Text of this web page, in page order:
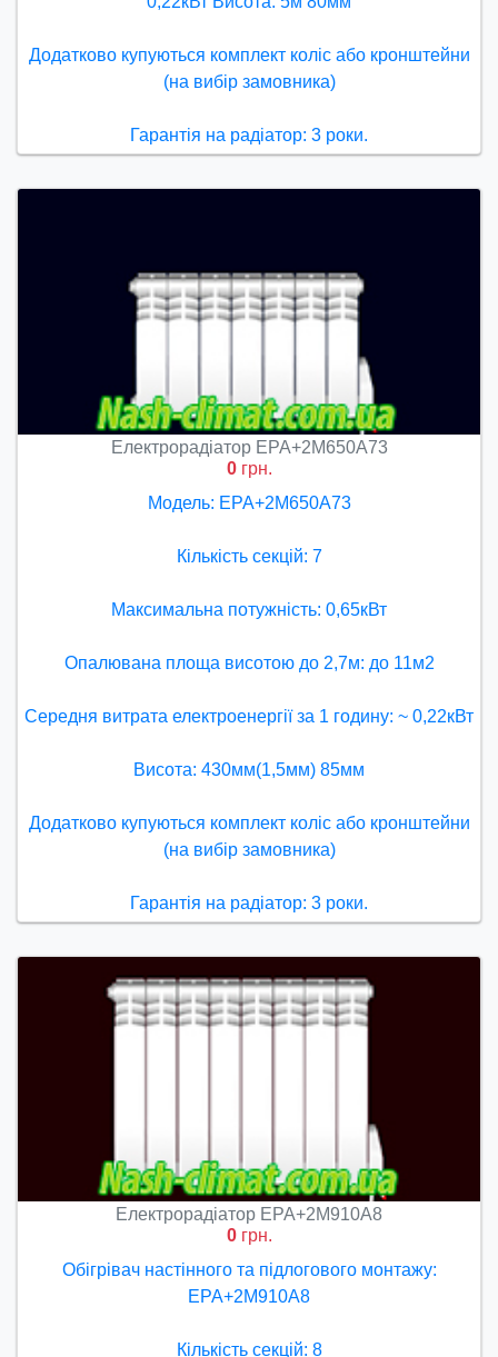
Додатково купуються комплект коліс або кронштейни
(на вибір замовника)
Гарантія на радіатор: 3 роки.
Електрорадіатор ЕРА+2М650А73
0грн.
Модель: ЕРА+2М650А73
Кількість секцій: 7
Максимальна потужність: 0,65кВт
Опалювана площа висотою до 2,7м: до 11м2
Середня витрата електроенергії за 1 годину: ~ 0,22кВт
Висота: 430мм(1,5мм) 85мм
Додатково купуються комплект коліс або кронштейни
(на вибір замовника)
Гарантія на радіатор: 3 роки.
Електрорадіатор ЕРА+2М910А8
0грн.
Обігрівач настінного та підлогового монтажу:
ЕРА+2М910А8
Кількість секцій: 8